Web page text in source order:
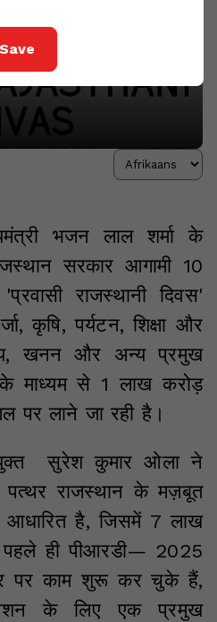
Save
भजन लाल शर्मा के
सरकार आगामी 10
राजस्थानी दिवस'
कृषि, पर्यटन, शिक्षा और
खनन और अन्य प्रमुख
माध्यम से 1 लाख करोड़
पर लाने जा रही है।
सुरेश कुमार ओला ने
पत्थर राजस्थान के मज़बूत
आधारित है, जिसमें 7 लाख
ही पीआरडी— 2025
पर काम शुरू कर चुके हैं,
के लिए एक प्रमुख